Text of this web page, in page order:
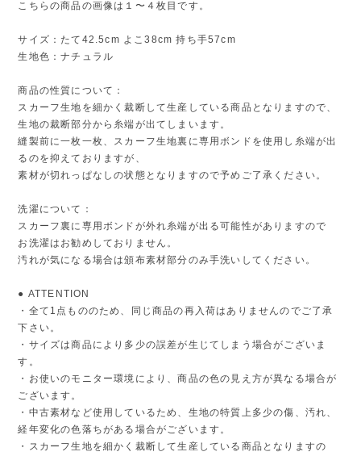
こちらの商品の画像は１〜４枚目です。
サイズ：たて42.5cm よこ38cm 持ち手57cm
生地色：ナチュラル
商品の性質について：
スカーフ生地を細かく裁断して生産している商品となりますので、
生地の裁断部分から糸端が出てしまいます。
縫製前に一枚一枚、スカーフ生地裏に専用ボンドを使用し糸端が出
るのを抑えておりますが、
素材が切れっぱなしの状態となりますので予めご了承ください。
洗濯について：
スカーフ裏に専用ボンドが外れ糸端が出る可能性がありますので
お洗濯はお勧めしておりません。
汚れが気になる場合は頒布素材部分のみ手洗いしてください。
● ATTENTION
・全て1点もののため、同じ商品の再入荷はありませんのでご了承
下さい。
・サイズは商品により多少の誤差が生じてしまう場合がございま
す。
・お使いのモニター環境により、商品の色の見え方が異なる場合が
ございます。
・中古素材など使用しているため、生地の特質上多少の傷、汚れ、
経年変化の色落ちがある場合がございます。
・スカーフ生地を細かく裁断して生産している商品となりますの